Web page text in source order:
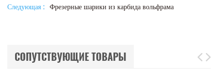
Следующая : Фрезерные шарики из карбида вольфрама
СОПУТСТВУЮЩИЕ ТОВАРЫ